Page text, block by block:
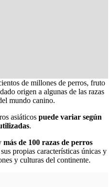
de millones de perros, fruto
origen a algunas de las razas
mundo canino.
asiáticos puede variar según
.
más de 100 razas de perros
propias características únicas y
y culturas del continente.